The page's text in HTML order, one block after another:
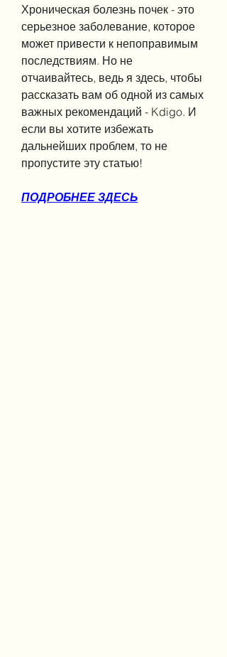
Хроническая болезнь почек - это
серьезное заболевание, которое
может привести к непоправимым
последствиям. Но не
отчаивайтесь, ведь я здесь, чтобы
рассказать вам об одной из самых
важных рекомендаций - Kdigo. И
если вы хотите избежать
дальнейших проблем, то не
пропустите эту статью!
ПОДРОБНЕЕ ЗДЕСЬ